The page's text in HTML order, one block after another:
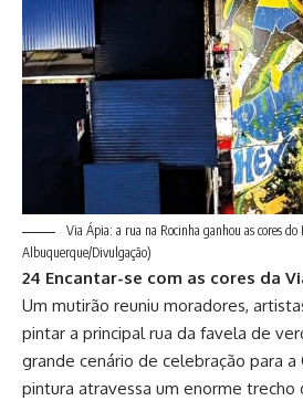
Via Ápia: a rua na Rocinha ganhou as cores do
Albuquerque/Divulgação)
24 Encantar-se com as cores da
Um mutirão reuniu moradores,
pintar a principal rua da favela de
grande cenário de celebração para a
pintura atravessa um enorme trecho